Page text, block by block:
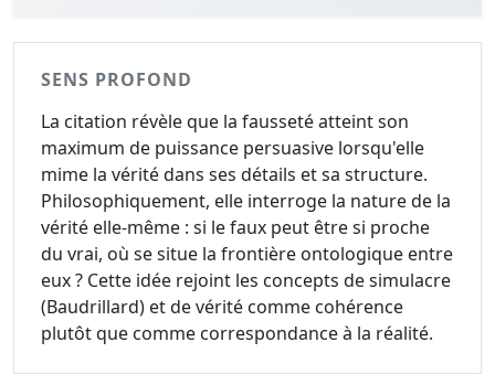
SENS PROFOND
La citation révèle que la fausseté atteint son
maximum de puissance persuasive lorsqu'elle
mime la vérité dans ses détails et sa structure.
Philosophiquement, elle interroge la nature de la
vérité elle-même : si le faux peut être si proche
du vrai, où se situe la frontière ontologique entre
eux ? Cette idée rejoint les concepts de simulacre
(Baudrillard) et de vérité comme cohérence
plutôt que comme correspondance à la réalité.